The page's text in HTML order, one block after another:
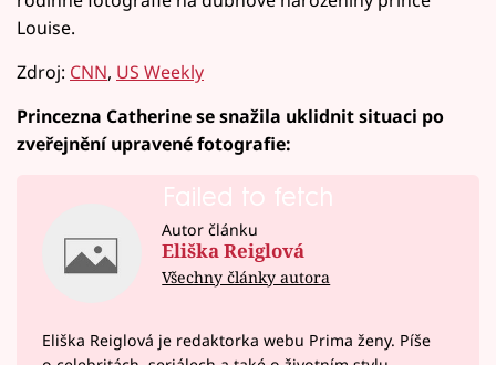
Louise.
Zdroj: CNN, US Weekly
Princezna Catherine se snažila uklidnit situaci po
zveřejnění upravené fotografie:
Failed to fetch
Autor článku
Eliška Reiglová
Všechny články autora
Eliška Reiglová je redaktorka webu Prima ženy. Píše